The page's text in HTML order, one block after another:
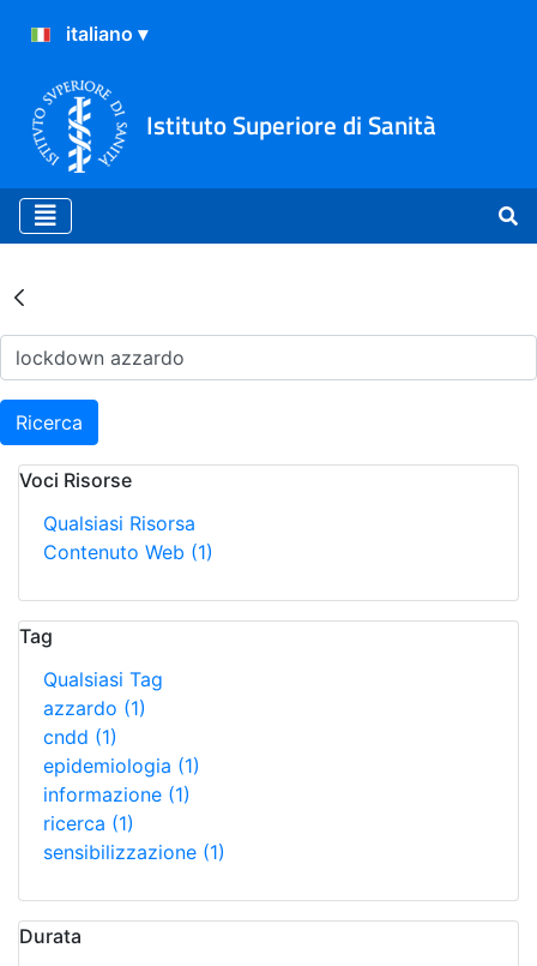
Istituto Superiore di Sanità
Risultati della Ricerca -
Ricerca
Voci Risorse
Qualsiasi Risorsa
Contenuto Web (1)
Tag
Qualsiasi Tag
azzardo (1)
cndd (1)
epidemiologia (1)
informazione (1)
ricerca (1)
sensibilizzazione (1)
Durata